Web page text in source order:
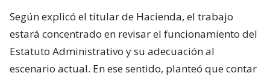
Según explicó el titular de Hacienda, el trabajo
estará concentrado en revisar el funcionamiento del
Estatuto Administrativo y su adecuación al
escenario actual. En ese sentido, planteó que contar